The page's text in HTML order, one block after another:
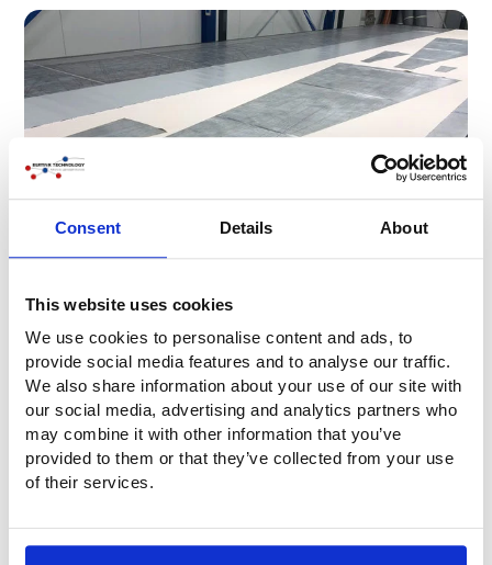
Consent Details About
This website uses cookies
We use cookies to personalise content and ads, to
provide social media features and to analyse our traffic.
We also share information about your use of our site with
our social media, advertising and analytics partners who
may combine it with other information that you’ve
provided to them or that they’ve collected from your use
of their services.
Vragen?
Heb je vragen of wil je meer informatie? Neem gerust
contact met ons op. Bel ons op+31 (0)316-250830. Maar
nog makkelijker: vul direct het onderstaande
contactformulier in. Wij nemen dan zo snel mogelijk
contact met je op!